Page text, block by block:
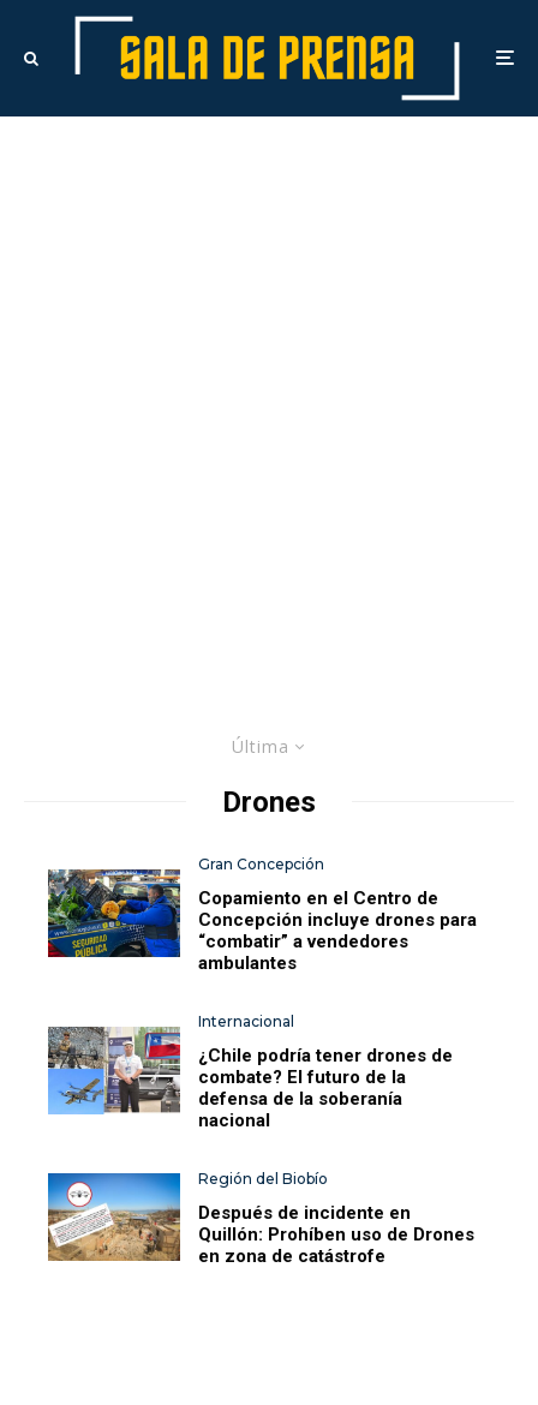
Última
Drones
Gran Concepción
Copamiento en el Centro de
Concepción incluye drones para
“combatir” a vendedores
ambulantes
Internacional
¿Chile podría tener drones de
combate? El futuro de la
defensa de la soberanía
nacional
Región del Biobío
Después de incidente en
Quillón: Prohíben uso de Drones
en zona de catástrofe